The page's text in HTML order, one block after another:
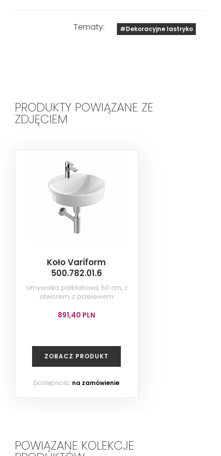
Tematy: #Dekoracyjne lastryko
PRODUKTY POWIĄZANE ZE
ZDJĘCIEM
Koło Variform
500.782.01.6
Umywalka półblatowa, 50 cm, z
otworem, z przelewem
891,40 PLN
ZOBACZ PRODUKT
Dostępność: na zamówienie
POWIĄZANE KOLEKCJE